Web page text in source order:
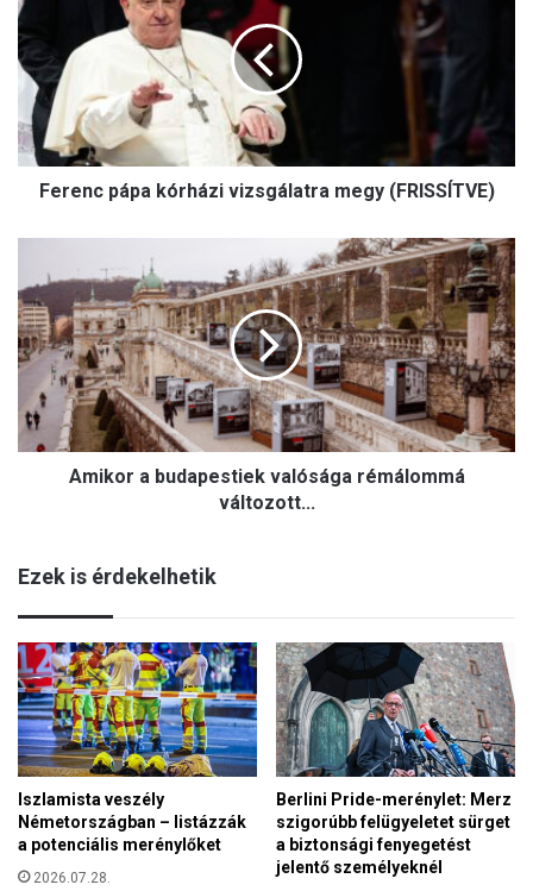
r
e
n
á
p
ó
h
á
z
i
t
r
a
m
e
g
y
(
F
R
I
Ferenc pápa kórházi vizsgálatra megy (FRISSÍTVE)
i
k
o
b
u
s
e
k
v
a
l
ó
s
á
g
a
Amikor a budapestiek valósága rémálommá
változott...
Ezek is érdekelhetik
Iszlamista veszély
Németországban – listázzák
a potenciális merénylőket
2026.07.28.
Berlini Pride-merénylet: Merz
szigorúbb felügyeletet sürget
a biztonsági fenyegetést
jelentő személyeknél